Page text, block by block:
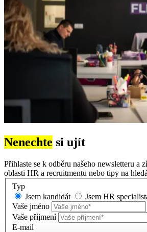
Nenechte si ujít
Přihlaste se k odběru našeho newsletteru a
oblasti HR a recruitmentu nebo tipy na
Typ
Jsem kandidát
Jsem HR
Vaše jméno
Vaše příjmení
E-mail